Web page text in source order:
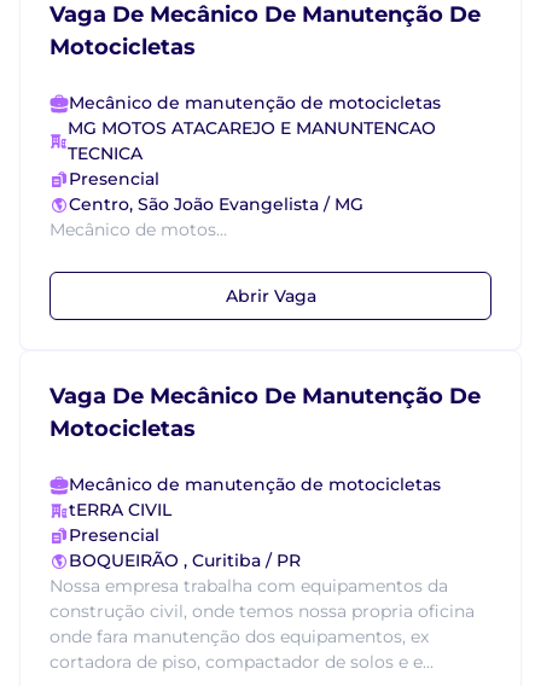
Vaga De Mecânico De Manutenção De
Motocicletas
Mecânico de manutenção de motocicletas
MG MOTOS ATACAREJO E MANUNTENCAO
TECNICA
Presencial
Centro, São João Evangelista / MG
Mecânico de motos...
Abrir Vaga
Vaga De Mecânico De Manutenção De
Motocicletas
Mecânico de manutenção de motocicletas
tERRA CIVIL
Presencial
BOQUEIRÃO , Curitiba / PR
Nossa empresa trabalha com equipamentos da
construção civil, onde temos nossa propria oficina
onde fara manutenção dos equipamentos, ex
cortadora de piso, compactador de solos e e...